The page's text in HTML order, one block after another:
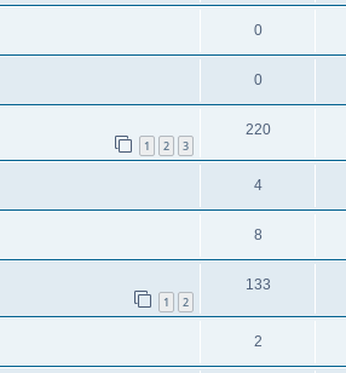
0
0
1 2 3
220
4
8
1 2
133
2